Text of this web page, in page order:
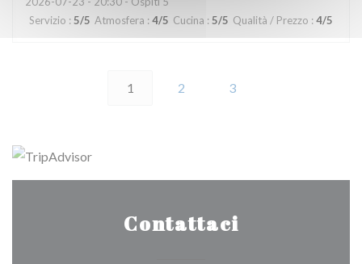
Servizio : 5/5 Atmosfera : 4/5 Cucina : 5/5 Qualità / Prezzo : 4/5
1 2 3
Contattaci